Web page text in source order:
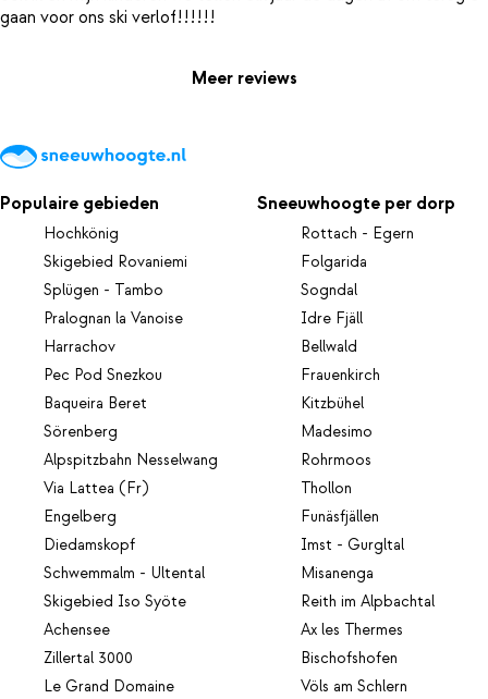
Meer reviews
Populaire gebieden
Hochkönig
Skigebied Rovaniemi
Splügen - Tambo
Pralognan la Vanoise
Harrachov
Pec Pod Snezkou
Baqueira Beret
Sörenberg
Alpspitzbahn Nesselwang
Via Lattea (Fr)
Engelberg
Diedamskopf
Schwemmalm - Ultental
Skigebied Iso Syöte
Achensee
Zillertal 3000
Le Grand Domaine
Sneeuwhoogte per dorp
Rottach - Egern
Folgarida
Sogndal
Idre Fjäll
Bellwald
Frauenkirch
Kitzbühel
Madesimo
Rohrmoos
Thollon
Funäsfjällen
Imst - Gurgltal
Misanenga
Reith im Alpbachtal
Ax les Thermes
Bischofshofen
Völs am Schlern